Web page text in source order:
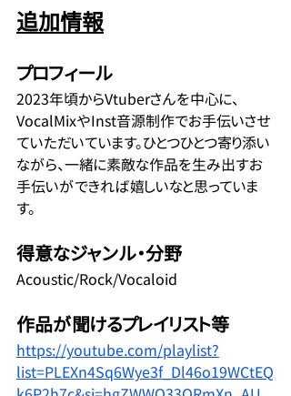
追加情報
プロフィール
2023年頃からVtuberさんを中心に、
VocalMixやInst音源制作でお手伝いさせ
ていただいています。ひとつひとつ寄り添い
ながら、一緒に素敵な作品を生み出すお
手伝いができれば嬉しいなと思っていま
す。
得意なジャンル・分野
Acoustic/Rock/Vocaloid
作品が聞けるプレイリスト等
https://youtube.com/playlist?
list=PLEXn4Sq6Wye3f_Dl46o19WCtEQ